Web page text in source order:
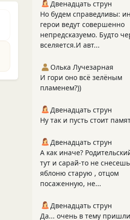
Двенадцать струн
Но будем справедливы:
герои ведут совершенно
непредсказуемо. Будто
вселяется.И авт...
Олька Лучезарная
И гори оно всё зелёным
пламенем?))
Двенадцать струн
Ну так и пусть стоит
Двенадцать струн
А как иначе?
тут и сарай-то не
яблоню старую , отцом
посаженную, не...
Двенадцать струн
Да... очень в тему